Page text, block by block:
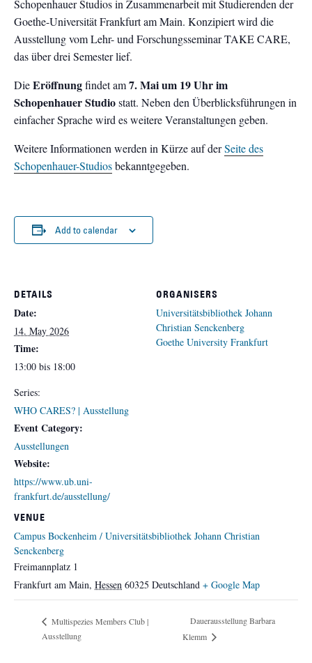
Schopenhauer Studios in Zusammenarbeit mit Studierenden der
Goethe-Universität Frankfurt am Main. Konzipiert wird die
Ausstellung vom Lehr- und Forschungsseminar TAKE CARE,
das über drei Semester lief.
DieEröffnungfindet am7. Mai um 19 Uhr im
Schopenhauer Studiostatt. Neben den Überblicksführungen in
einfacher Sprache wird es weitere Veranstaltungen geben.
Weitere Informationen werden in Kürze auf derSeite des
Schopenhauer-Studiosbekanntgegeben.
Add to calendar
DETAILS
Date:
14. May 2026
Time:
13:00 bis 18:00
Series:
WHO CARES? | Ausstellung
Event Category:
Ausstellungen
Website:
https://www.ub.uni-
frankfurt.de/ausstellung/
VENUE
Campus Bockenheim / Universitätsbibliothek Johann Christian
Senckenberg
Freimannplatz 1
Frankfurt am Main, Hessen 60325 Deutschland + Google Map
ORGANISERS
Universitätsbibliothek Johann
Christian Senckenberg
Goethe University Frankfurt
Multispezies Members Club |
Ausstellung
Dauerausstellung Barbara
Klemm